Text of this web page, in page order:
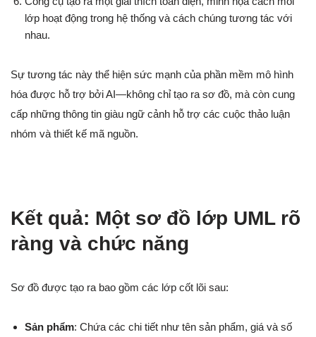
lớp hoạt động trong hệ thống và cách chúng tương tác với
nhau.
Sự tương tác này thể hiện sức mạnh của phần mềm mô hình
hóa được hỗ trợ bởi AI—không chỉ tạo ra sơ đồ, mà còn cung
cấp những thông tin giàu ngữ cảnh hỗ trợ các cuộc thảo luận
nhóm và thiết kế mã nguồn.
Kết quả: Một sơ đồ lớp UML rõ
ràng và chức năng
Sơ đồ được tạo ra bao gồm các lớp cốt lõi sau:
Sản phẩm: Chứa các chi tiết như tên sản phẩm, giá và số